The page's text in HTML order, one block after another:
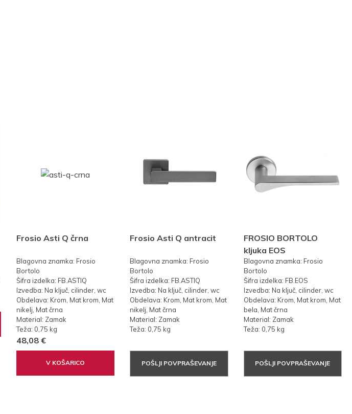
Frosio Asti Q črna
Blagovna znamka: Frosio
Bortolo
Šifra izdelka: FB.ASTIQ
Izvedba: Na ključ, cilinder, wc
Obdelava: Krom, Mat krom, Mat
nikelj, Mat črna
Material: Zamak
Teža: 0,75 kg
48,08 €
V KOŠARICO
Frosio Asti Q antracit
Blagovna znamka: Frosio
Bortolo
Šifra izdelka: FB.ASTIQ
Izvedba: Na ključ, cilinder, wc
Obdelava: Krom, Mat krom, Mat
nikelj, Mat črna
Material: Zamak
Teža: 0,75 kg
POŠLJI POVPRAŠEVANJE
FROSIO BORTOLO
kljuka EOS
Blagovna znamka: Frosio
Bortolo
Šifra izdelka: FB.EOS
Izvedba: Na ključ, cilinder, wc
Obdelava: Krom, Mat krom, Mat
bela, Mat črna
Material: Zamak
Teža: 0,75 kg
POŠLJI POVPRAŠEVANJE